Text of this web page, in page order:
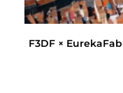
F3DF ×